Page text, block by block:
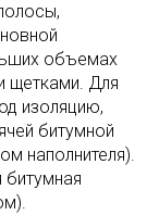
объемах
щетками. Для
изоляцию,
битумной
наполнителя).
битумная